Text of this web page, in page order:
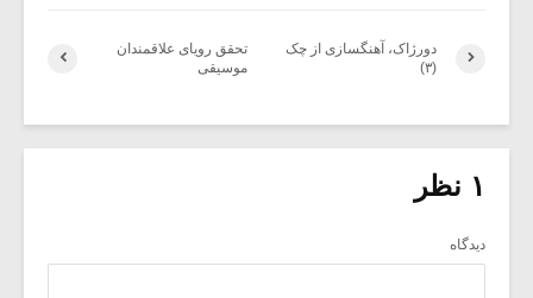
تحقق رویای علاقمندان
موسیقی
دورژاک، آهنگسازی از چک
(۳)
۱ نظر
دیدگاه